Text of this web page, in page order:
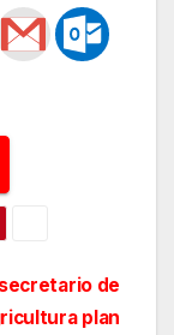
de
plan